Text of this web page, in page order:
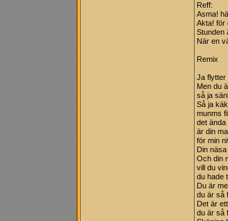
Reff:
Asma!
Akta! för
Stunden
När en
Remix
Ja flytter
Men du
så ja
Så ja
munms
det
är din
för min
Din
Och din
vill du
du hade
Du är
du är så
Det är
du är så